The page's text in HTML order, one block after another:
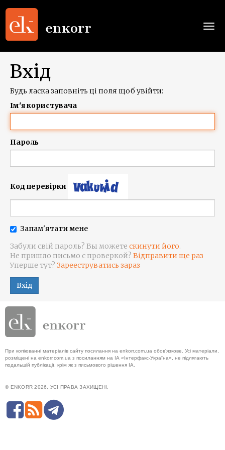
Вхід
Будь ласка заповніть ці поля щоб увійти:
Ім'я користувача
Пароль
Код перевірки
Запам'ятати мене
Забули свій пароль? Вы можете скинути його.
Не пришло письмо с проверкой? Відправити ще раз
Уперше тут? Зарееструватись зараз
Вхід
При копіюванні матеріалів сайту посилання на enkorr.com.ua обов'язкове. Усі матеріали,
розміщені на enkorr.com.ua з посиланням на ІА «Інтерфакс-Україна», не підлягають
подальшій публікації, крім як з письмового рішення ІА.
© ENKORR 2026. УСІ ПРАВА ЗАХИЩЕНІ.